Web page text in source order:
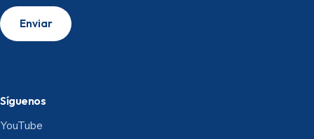
Enviar
Síguenos
YouTube